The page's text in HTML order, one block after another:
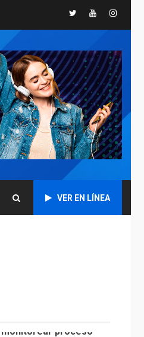
TwitterYoutube
VER EN LÍNEA
Ucrania y Rusia
ofensivas de largo
alcance
NACIONALES
TITULARES
ÚLTIMA HORA
Instalan carpas
metálicas como
terminales
temporales en
Aeropuerto de
Maiquetía
LATINOAMÉRICA Y CARIBE
De la Espriella
asumirá Presidencia